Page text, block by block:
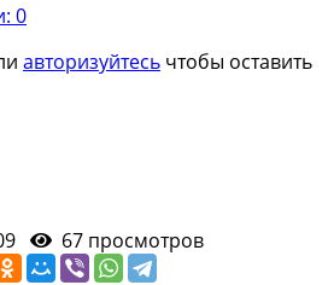
0
авторизуйтесь чтобы оставить
67 просмотров